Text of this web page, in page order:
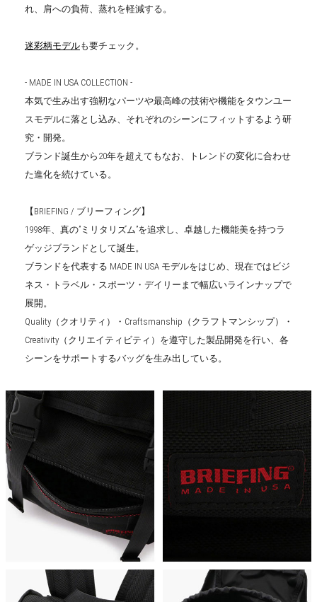
れ、肩への負荷、蒸れを軽減する。
迷彩柄モデルも要チェック。
- MADE IN USA COLLECTION -
本気で生み出す強靭なパーツや最高峰の技術や機能をタウンユー
スモデルに落とし込み、それぞれのシーンにフィットするよう研
究・開発。
ブランド誕生から20年を超えてもなお、トレンドの変化に合わせ
た進化を続けている。
【BRIEFING / ブリーフィング】
1998年、真の”ミリタリズム”を追求し、卓越した機能美を持つラ
ゲッジブランドとして誕生。
ブランドを代表する MADE IN USA モデルをはじめ、現在ではビジ
ネス・トラベル・スポーツ・デイリーまで幅広いラインナップで
展開。
Quality（クオリティ）・Craftsmanship（クラフトマンシップ）・
Creativity（クリエイティビティ）を遵守した製品開発を行い、各
シーンをサポートするバッグを生み出している。